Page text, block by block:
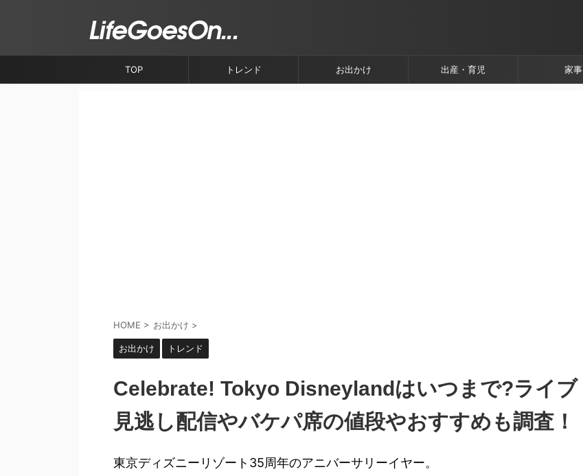
TOP トレンド お出かけ 出産・育児 家事
HOME > お出かけ >
お出かけ トレンド
Celebrate! Tokyo Disneylandはいつまで?ライブ
見逃し配信やバケパ席の値段やおすすめも調査！
東京ディズニーリゾート35周年のアニバーサリーイヤー。